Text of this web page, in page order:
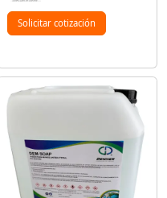
Solicitar cotización